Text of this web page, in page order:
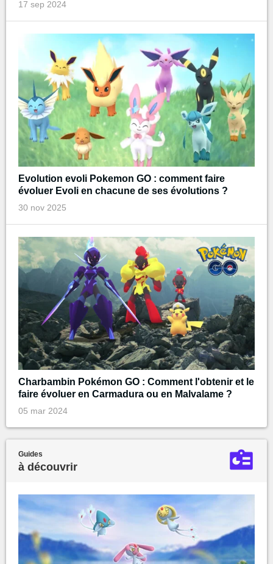
17 sep 2024
Evolution evoli Pokemon GO : comment faire
évoluer Evoli en chacune de ses évolutions ?
30 nov 2025
Charbambin Pokémon GO : Comment l'obtenir et le
faire évoluer en Carmadura ou en Malvalame ?
05 mar 2024
Guides
à découvrir